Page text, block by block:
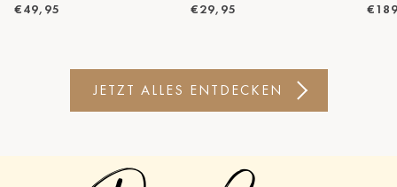
€49,95 €29,95
JETZT ALLES ENTDECKEN